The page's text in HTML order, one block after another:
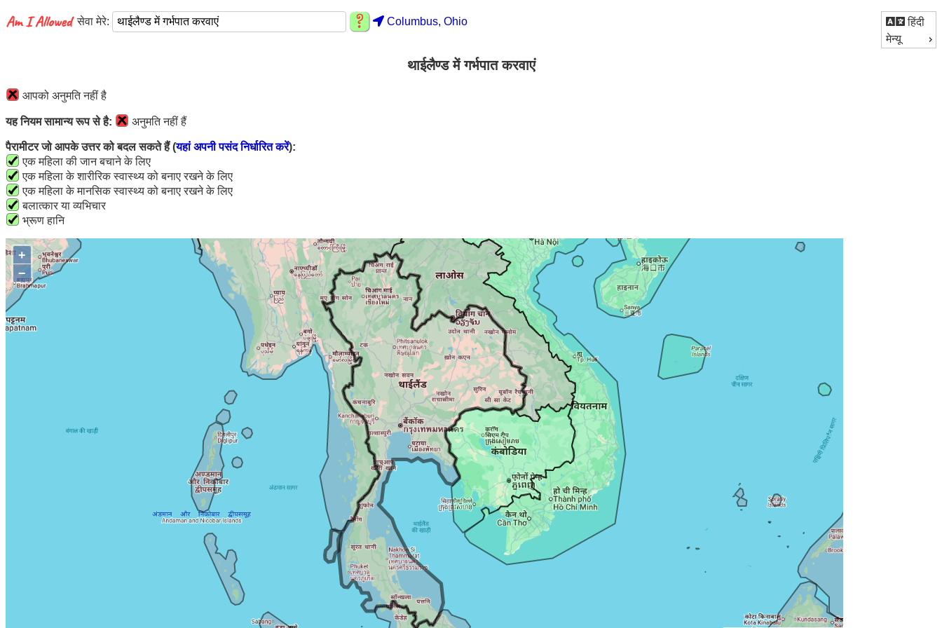
हिंदी
मेन्यू
सेवा मेरे: Columbus, Ohio
थाईलैण्ड में गर्भपात करवाएं
आपको अनुमति नहीं है
यह नियम सामान्य रूप से है: अनुमति नहीं हैं
पैरामीटर जो आपके उत्तर को बदल सकते हैं (यहां अपनी पसंद निर्धारित करें):
एक महिला की जान बचाने के लिए
एक महिला के शारीरिक स्वास्थ्य को बनाए रखने के लिए
एक महिला के मानसिक स्वास्थ्य को बनाए रखने के लिए
बलात्कार या व्यभिचार
भ्रूण हानि
+
−